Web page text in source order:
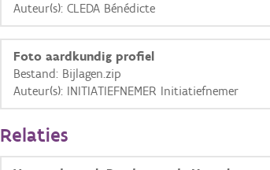
OSM-Basiskaart
Ortho
GRB-Basiskaart
GRB-Basiskaart in grijswaarden
Auteur(s): CLEDA Bénédicte
Foto aardkundig profiel
Bestand: Bijlagen.zip
Auteur(s): INITIATIEFNEMER Initiatiefnemer
Relaties